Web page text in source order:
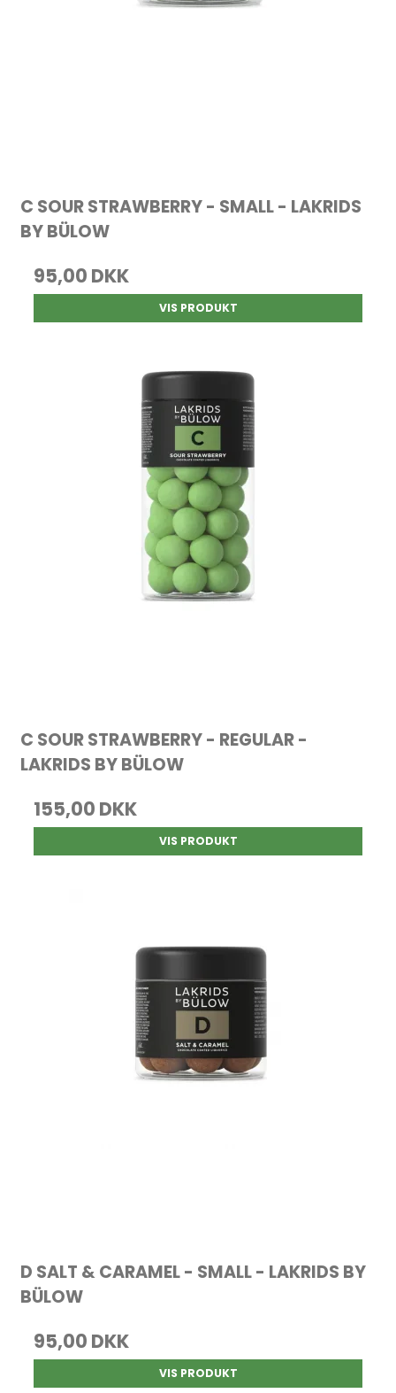
C SOUR STRAWBERRY - SMALL - LAKRIDS
BY BÜLOW
95,00 DKK
VIS PRODUKT
C SOUR STRAWBERRY - REGULAR -
LAKRIDS BY BÜLOW
155,00 DKK
VIS PRODUKT
D SALT & CARAMEL - SMALL - LAKRIDS BY
BÜLOW
95,00 DKK
VIS PRODUKT